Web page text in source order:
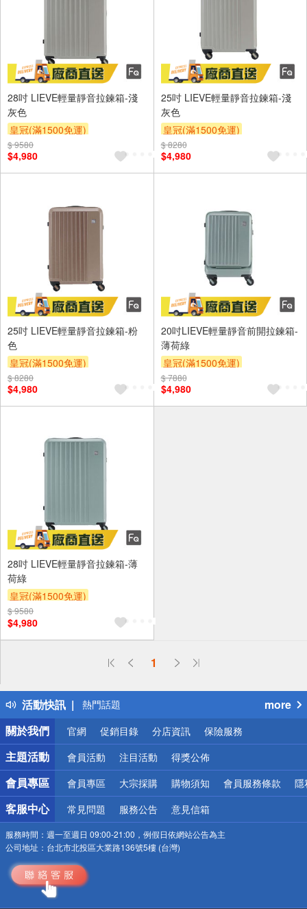
28吋 LIEVE輕量靜音拉鍊箱-淺
灰色
皇冠(滿1500免運)
$ 9580
$4,980
25吋 LIEVE輕量靜音拉鍊箱-淺
灰色
皇冠(滿1500免運)
$ 8280
$4,980
25吋 LIEVE輕量靜音拉鍊箱-粉
色
皇冠(滿1500免運)
$ 8280
$4,980
20吋LIEVE輕量靜音前開拉鍊箱-
薄荷綠
皇冠(滿1500免運)
$ 7880
$4,980
28吋 LIEVE輕量靜音拉鍊箱-薄
荷綠
皇冠(滿1500免運)
$ 9580
$4,980
1
活動快訊
偏遠地區配送
得獎公告
熱門話題
銀行優惠
偏遠地區配送
詐騙網頁！請小心！
more
關於我們
官網 促銷目錄 分店資訊 保險服務
主題活動 會員活動 注目活動 得獎公佈
會員專區 會員專區 大宗採購 購物須知 會員服務條款 隱
客服中心 常見問題 服務公告 意見信箱
服務時間： 週一至週日 09:00-21:00，例假日依網站公告為主
公司地址： 台北市北投區大業路136號5樓 (台灣)